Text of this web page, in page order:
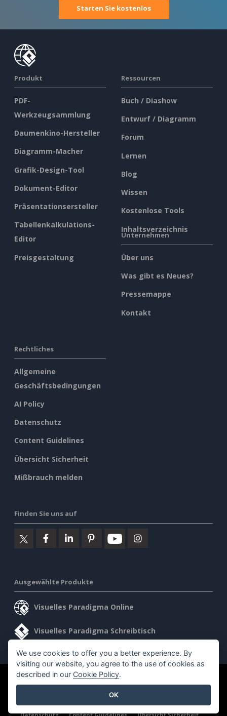
Starten Sie kostenlos
Produkt
PDF-
Werkzeugsammlung
Daumenkino-Hersteller
Diagramm-Macher
Grafik-Design-Tool
Dokument-Editor
Präsentationsersteller
Tabellenkalkulations-
Editor
Preisgestaltung
Ressourcen
Buch / Diashow
Entwurf / Diagramm
Forum
Lernen
Blog
Wissen
Kostenlose Tools
Inhaltsverzeichnis
Unternehmen
Über uns
Was gibt es Neues?
Pressemappe
Kontakt
Rechtliches
Allgemeine
Geschäftsbedingungen
AI Policy
Datenschutz
Content Guidelines
Übersicht Sicherheit
Mißbrauch melden
Finden Sie uns auf
Ausgewählte Produkte
Visuelles Paradigma Online
Visuelles Paradigma Schreibtisch
©2026 by Visual Paradigm. Alle Rechte vorbehalten.
We use cookies to offer you a better experience. By
visiting our website, you agree to the use of cookies as
described in our Cookie Policy.
OK